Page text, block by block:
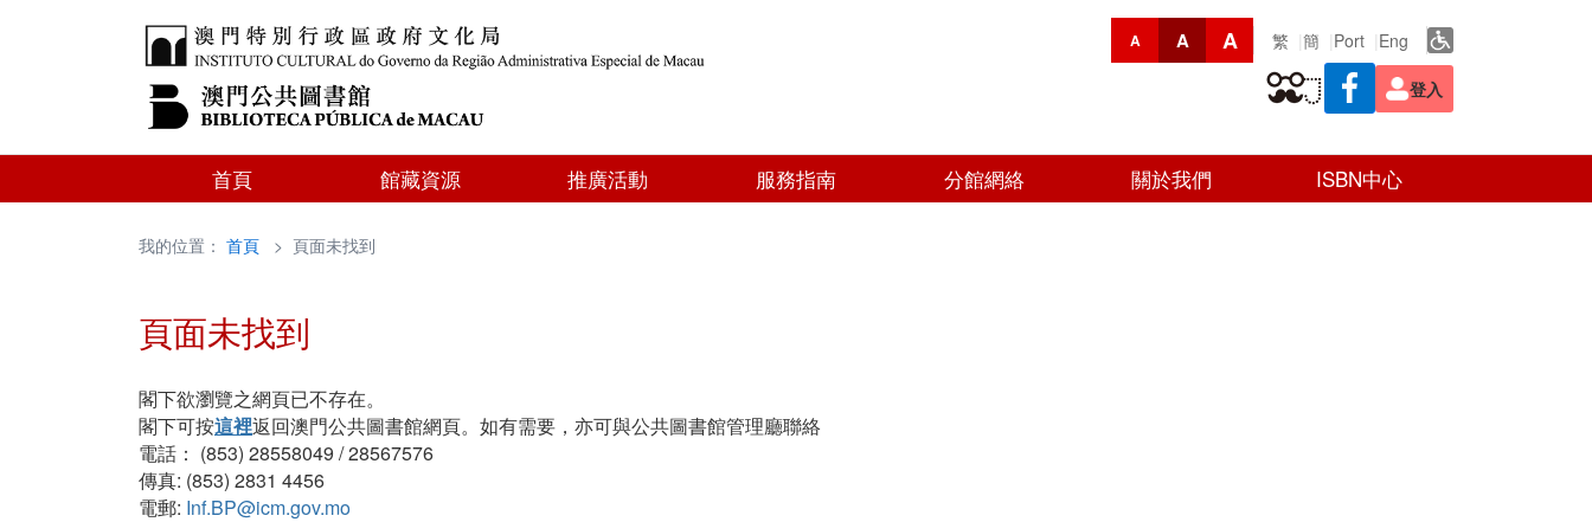
A A A 繁 簡 Port Eng
登入
首頁 館藏資源 推廣活動 服務指南 分館網絡 關於我們 ISBN中心
我的位置： 首頁 > 頁面未找到
頁面未找到
閣下欲瀏覽之網頁已不存在。
閣下可按這裡返回澳門公共圖書館網頁。如有需要，亦可與公共圖書館管理廳聯絡
電話： (853) 28558049 / 28567576
傳真: (853) 2831 4456
電郵: Inf.BP@icm.gov.mo